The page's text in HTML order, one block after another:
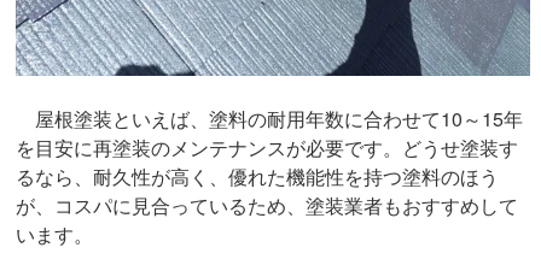
屋根塗装といえば、塗料の耐用年数に合わせて10～15年
を目安に再塗装のメンテナンスが必要です。どうせ塗装す
るなら、耐久性が高く、優れた機能性を持つ塗料のほう
が、コスパに見合っているため、塗装業者もおすすめして
います。